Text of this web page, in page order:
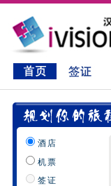
酒店
机票
签证